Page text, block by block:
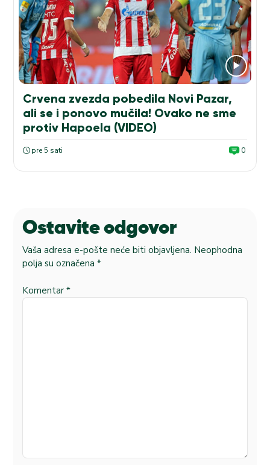
Crvena zvezda pobedila Novi Pazar,
ali se i ponovo mučila! Ovako ne sme
protiv Hapoela (VIDEO)
pre 5 sati 0
Ostavite odgovor
Vaša adresa e-pošte neće biti objavljena. Neophodna
polja su označena *
Komentar *